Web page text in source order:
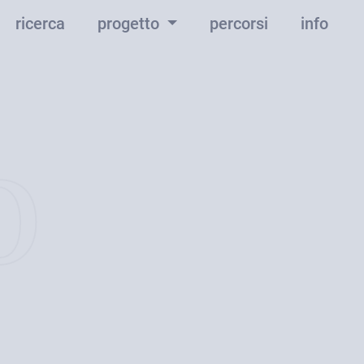
ricerca progetto percorsi info